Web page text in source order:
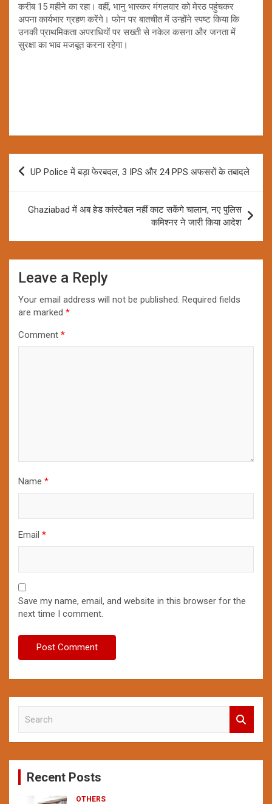
करीब 15 महीने का रहा। वहीं, भानु भास्कर मंगलवार को मेरठ पहुंचकर
अपना कार्यभार ग्रहण करेंगे। फोन पर बातचीत में उन्होंने स्पष्ट किया कि
उनकी प्राथमिकता अपराधियों पर सख्ती से नकेल कसना और जनता में
सुरक्षा का भाव मजबूत करना रहेगा।
Post
UP Police में बड़ा फेरबदल, 3 IPS और 24 PPS अफसरों के तबादले
Ghaziabad में अब हेड कांस्टेबल नहीं काट सकेंगे चालान, नए पुलिस
कमिश्नर ने जारी किया आदेश
Leave a Reply
Your email address will not be published. Required fields
are marked *
Comment *
Name *
Email *
Save my name, email, and website in this browser for the
next time I comment.
c
Recent Posts
OTHERS